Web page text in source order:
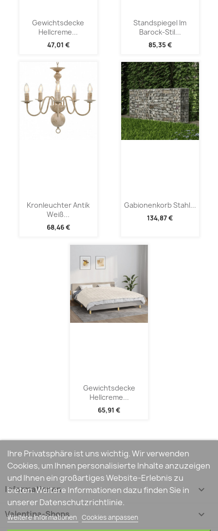
Gewichtsdecke
Hellcreme...
47,01 €
Standspiegel Im
Barock-Stil...
85,35 €
Kronleuchter Antik
Weiß...
68,46 €
Gabionenkorb Stahl...
134,87 €
Gewichtsdecke
Hellcreme...
65,91 €
Informationen 
Valentina-Shops 
Ihre Privatsphäre ist uns wichtig. Wir verwenden
Cookies, um Ihnen personalisierte Inhalte anzuzeigen
und Ihnen ein großartiges Website-Erlebnis zu
bieten. Weitere Informationen dazu finden Sie in
unserer Datenschutzrichtlinie.
Weitere Informationen Cookies anpassen